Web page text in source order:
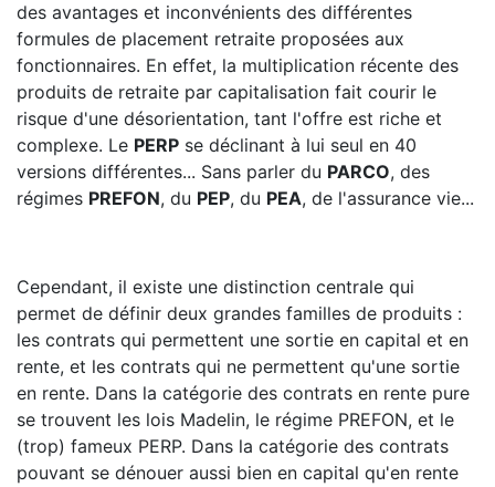
des avantages et inconvénients des différentes
formules de placement retraite proposées aux
fonctionnaires. En effet, la multiplication récente des
produits de retraite par capitalisation fait courir le
risque d'une désorientation, tant l'offre est riche et
complexe. Le PERP se déclinant à lui seul en 40
versions différentes... Sans parler du PARCO, des
régimes PREFON, du PEP, du PEA, de l'assurance vie...
Cependant, il existe une distinction centrale qui
permet de définir deux grandes familles de produits :
les contrats qui permettent une sortie en capital et en
rente, et les contrats qui ne permettent qu'une sortie
en rente. Dans la catégorie des contrats en rente pure
se trouvent les lois Madelin, le régime PREFON, et le
(trop) fameux PERP. Dans la catégorie des contrats
pouvant se dénouer aussi bien en capital qu'en rente